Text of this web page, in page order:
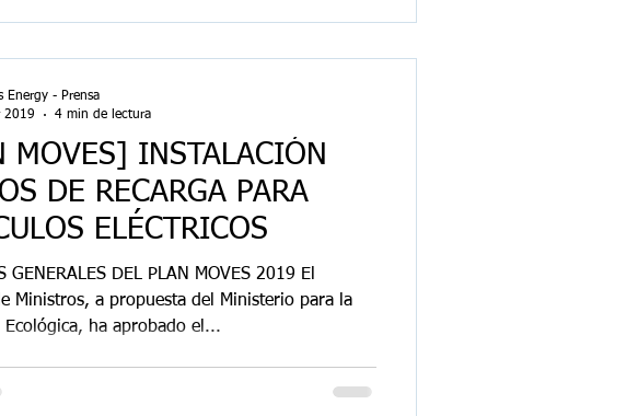
MOVES] INSTALACIÓN
DE RECARGA PARA
ELÉCTRICOS
GENERALES DEL PLAN MOVES 2019 El
Ministros, a propuesta del Ministerio para la
Ecológica, ha aprobado el...
Energy - Prensa
2019
4 min de lectura